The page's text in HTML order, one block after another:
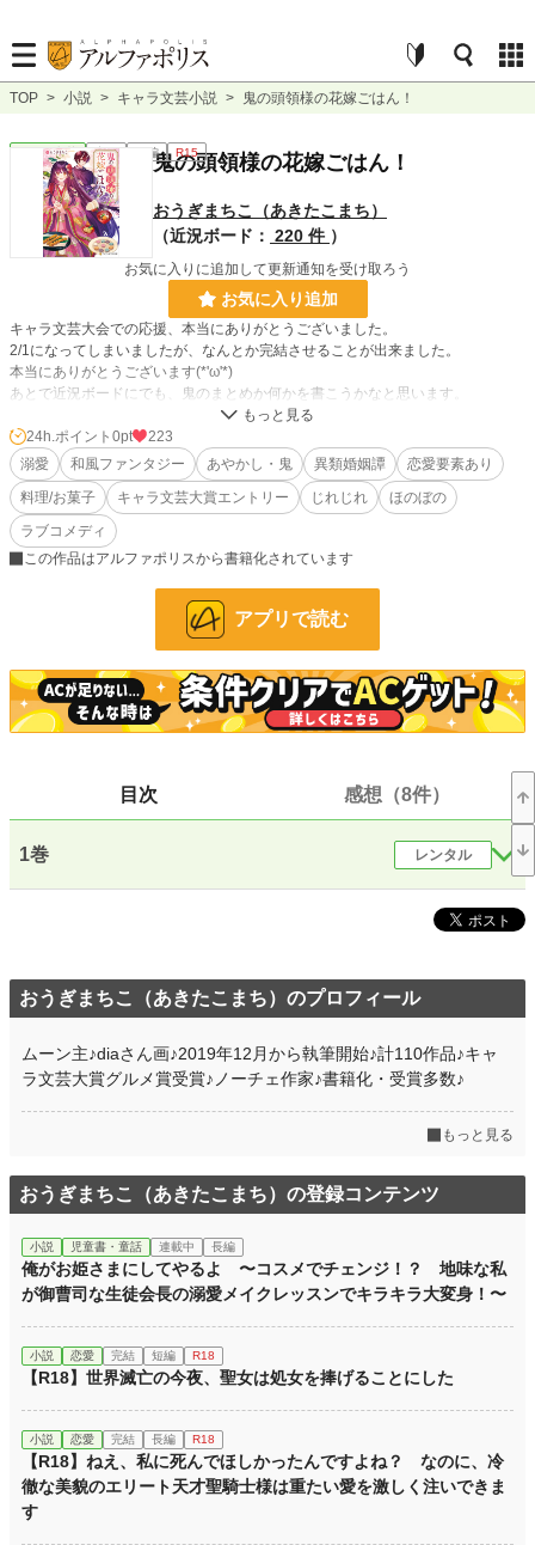
TOP > 小説 > キャラ文芸小説 > 鬼の頭領様の花嫁ごはん！
キャラ文芸 完結 長編 R15
鬼の頭領様の花嫁ごはん！
おうぎまちこ（あきたこまち）
（近況ボード： 220 件 ）
お気に入りに追加して更新通知を受け取ろう
お気に入り追加
キャラ文芸大会での応援、本当にありがとうございました。
2/1になってしまいましたが、なんとか完結させることが出来ました。
本当にありがとうございます(*'ω'*)
あとで近況ボードにでも、鬼のまとめか何かを書こうかなと思います。
時は平安。貧乏ながらも幸せに生きていた菖蒲姫（あやめひめ）だったが、母
が亡くなってしまい、屋敷を維持することが出来ずに出家することなった。
出家当日、鬼の頭領である鬼童丸（きどうまる）が現れ、彼女は大江山へと攫
われてしまう。
人間と鬼の混血である彼は、あやめ姫を食べないと（色んな意味で）、生きる
ことができない呪いにかかっているらしくて――？
訳アリの過去持ちで不憫だった人間の少女が、イケメン鬼の頭領に娶られた
後、得意の料理を食べさせたり、相手に食べられたりしながら、心を通わせてい
（優しい鬼の従者たちに囲まれた三食昼寝付き生活）
※キャラ文芸大賞用なので、アルファポリス様でのみ投稿中。
初回公開日時 2021.12.31 12:04
週間ポイント 63 pt (41,753 位)
累計ポイント 341,407 pt (13,856 位)
24h.ポイント 0pt
223
溺愛
和風ファンタジー あやかし・鬼 異類婚姻譚
恋愛要素あり
料理/お菓子
キャラ文芸大賞エントリー じれじれ
ほのぼの
ラブコメディ
この作品はアルファポリスから書籍化されています
アプリで読む
目次 感想（8件）
1巻 レンタル
おうぎまちこ（あきたこまち）のプロフィール
ムーン主♪diaさん画♪2019年12月から執筆開始♪計110作品♪キャ
ラ文芸大賞グルメ賞受賞♪ノーチェ作家♪書籍化・受賞多数♪
もっと見る
おうぎまちこ（あきたこまち）の登録コンテンツ
小説 児童書・童話 連載中 長編
俺がお姫さまにしてやるよ 〜コスメでチェンジ！？ 地味な私
が御曹司な生徒会長の溺愛メイクレッスンでキラキラ大変身！〜
小説 恋愛 完結 短編 R18
【R18】世界滅亡の今夜、聖女は処女を捧げることにした
小説 恋愛 完結 長編 R18
【R18】ねえ、私に死んでほしかったんですよね？ なのに、冷
徹な美貌のエリート天才聖騎士様は重たい愛を激しく注いできま
す